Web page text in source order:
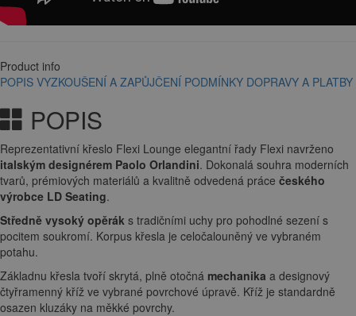
Product info
POPIS VYZKOUŠENÍ A ZAPŮJČENÍ PODMÍNKY DOPRAVY A PLATBY
POPIS
Reprezentativní křeslo Flexi Lounge elegantní řady Flexi navrženo
italským designérem Paolo Orlandini. Dokonalá souhra moderních
tvarů, prémiových materiálů a kvalitně odvedená práce českého
výrobce LD Seating.
Středně vysoký opěrák s tradičními uchy pro pohodlné sezení s
pocitem soukromí. Korpus křesla je celočalouněný ve vybraném
potahu.
Základnu křesla tvoří skrytá, plně otočná mechanika a designový
čtyřramenný kříž ve vybrané povrchové úpravě. Kříž je standardně
osazen kluzáky na měkké povrchy.